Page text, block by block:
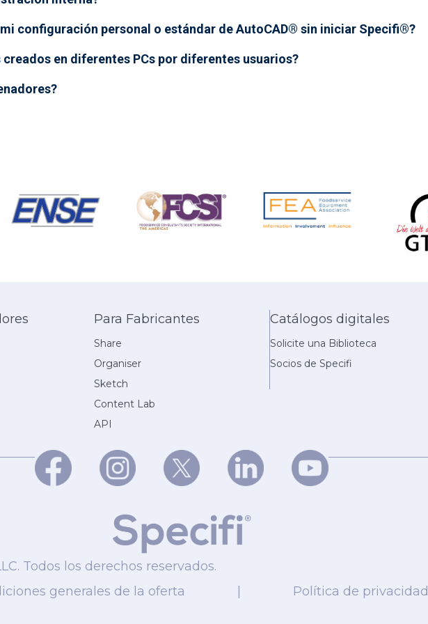
configuración personal o estándar de AutoCAD® sin iniciar Specifi®?
en diferentes PCs por diferentes usuarios?
Para Fabricantes
Share
Organiser
Sketch
Content Lab
API
Catálogos digitales
Solicite una Biblioteca
Socios de Specifi
Todos los derechos reservados.
generales de la oferta | Política de privacidad